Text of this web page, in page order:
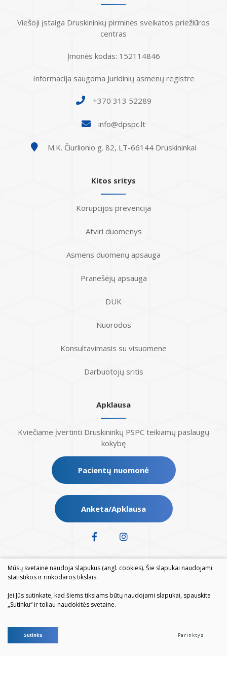
darbo laikas ir funkcijos Druskininkų
darbuotojai
Viešoji įstaiga Druskininkų pirminės sveikatos priežiūros
centras
Įmonės kodas: 152114846
Informacija saugoma Juridinių asmenų registre
+370 313 52289
info@dpspc.lt
M.K. Čiurlionio g. 82, LT-66144 Druskininkai
Kitos sritys
Korupcijos prevencija
Atviri duomenys
Asmens duomenų apsauga
Pranešėjų apsauga
DUK
Nuorodos
Konsultavimasis su visuomene
Darbuotojų sritis
Apklausa
Kviečiame įvertinti Druskininkų PSPC teikiamų paslaugų
kokybę
Pacientų nuomonė
Anketa/Apklausa
Mūsų svetainė naudoja slapukus (angl. cookies). Šie slapukai naudojami
statistikos ir rinkodaros tikslais.
Jei Jūs sutinkate, kad šiems tikslams būtų naudojami slapukai, spauskite
„Sutinku“ ir toliau naudokitės svetaine.
Sutinku Parinktys